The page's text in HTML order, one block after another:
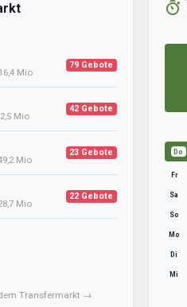
Mio
79 Gebote
Mio
42 Gebote
Mio
23 Gebote
Mio
22 Gebote
Transfermarkt →
Do
Fr
Sa
So
Mo
Di
Mi